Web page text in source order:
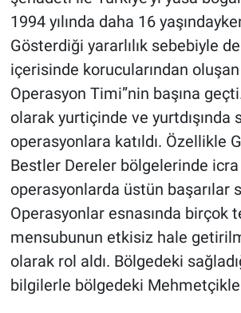
1994 yılında daha 16
Gösterdiği yararlılık sebebiyle
içerisinde korucularından oluşan
Operasyon Timi”nin başına
olarak yurtiçinde ve yurtdışında
operasyonlara katıldı. Özellikle
Bestler Dereler bölgelerinde
operasyonlarda üstün başarılar
Operasyonlar esnasında birçok
mensubunun etkisiz hale
olarak rol aldı. Bölgedeki
bilgilerle bölgedeki